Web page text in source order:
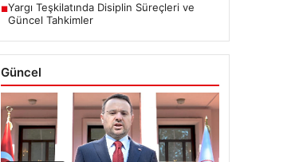
■Yargı Teşkilatında Disiplin Süreçleri ve
Güncel Tahkimler
Güncel